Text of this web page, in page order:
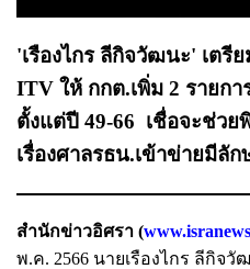
'เรืองไกร ลีกิจวัฒนะ' เต
ITV ให้ กกต.เพิ่ม 2 รายก
ตั้งแต่ปี 49-66 เชื่อจะช่วย
เรื่องศาลรธน.เข้าข่ายมีลั
สำนักข่าวอิศรา (
พ.ค. 2566 นายเรืองไกร ลีกิจ